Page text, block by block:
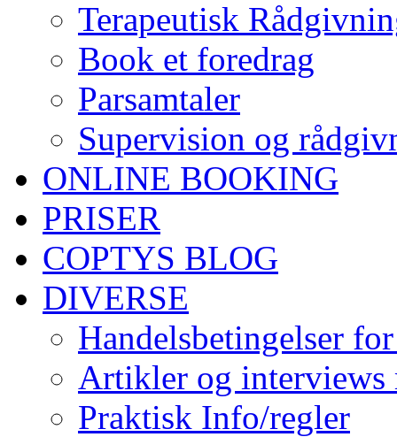
Terapeutisk
Book et foredrag
Parsamtaler
Supervision og
ONLINE BOOKING
PRISER
COPTYS BLOG
DIVERSE
Handelsbetingelser
Artikler og interviews
Praktisk Info/regler